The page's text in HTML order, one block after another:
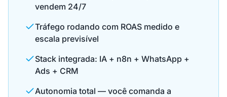
vendem 24/7
Tráfego rodando com ROAS medido e
escala previsível
Stack integrada: IA + n8n + WhatsApp +
Ads + CRM
Autonomia total — você comanda a